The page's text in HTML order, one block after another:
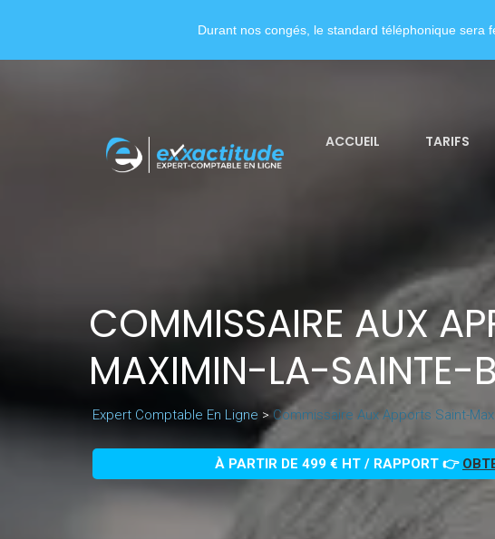
ACCUEIL TARIFS
COMMISSAIRE AUX
MAXIMIN-LA-SAINTE-
Expert Comptable En Ligne > Commissaire Aux Apports Saint-
À PARTIR DE 499 € HT / RAPPORT 👉
Durant nos congés, le standard téléphonique sera